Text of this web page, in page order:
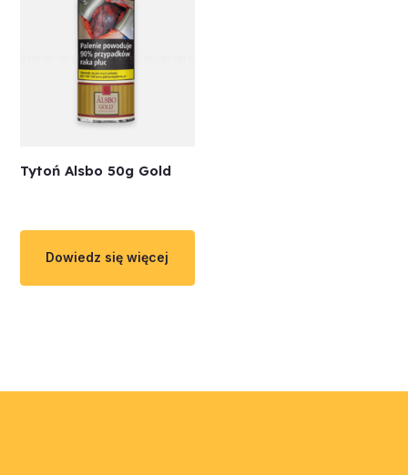
Tytoń Alsbo 50g Gold
Dowiedz się więcej